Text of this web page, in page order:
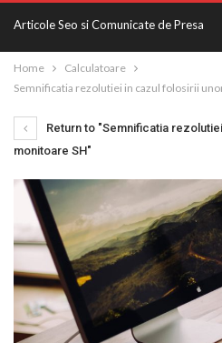
Articole Seo si Comunicate de Presa
Home
Calculatoare
Semnificatia rezolutiei in cazul folosirii
Return to "Semnificatia
monitoare SH"